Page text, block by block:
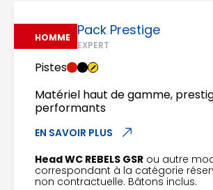
HOMME Pack Prestige
EXPERT
Pistes
Matériel haut de gamme,
performants
EN SAVOIR PLUS
Head WC REBELS GSR ou autre
correspondant à la catégorie
non contractuelle. Bâtons inclus.